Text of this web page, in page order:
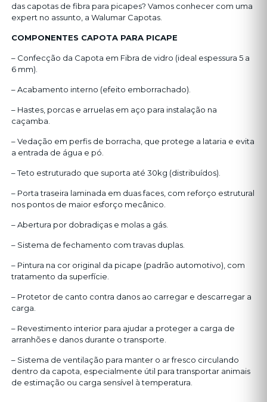
das capotas de fibra para picapes? Vamos conhecer com uma
expert no assunto, a Walumar Capotas.
COMPONENTES CAPOTA PARA PICAPE
– Confecção da Capota em Fibra de vidro (ideal espessura 5 a
6 mm).
– Acabamento interno (efeito emborrachado).
– Hastes, porcas e arruelas em aço para instalação na
caçamba.
– Vedação em perfis de borracha, que protege a lataria e evita
a entrada de água e pó.
– Teto estruturado que suporta até 30kg (distribuídos).
– Porta traseira laminada em duas faces, com reforço estrutural
nos pontos de maior esforço mecânico.
– Abertura por dobradiças e molas a gás.
– Sistema de fechamento com travas duplas.
– Pintura na cor original da picape (padrão automotivo), com
tratamento da superfície.
– Protetor de canto contra danos ao carregar e descarregar a
carga.
– Revestimento interior para ajudar a proteger a carga de
arranhões e danos durante o transporte.
– Sistema de ventilação para manter o ar fresco circulando
dentro da capota, especialmente útil para transportar animais
de estimação ou carga sensível à temperatura.